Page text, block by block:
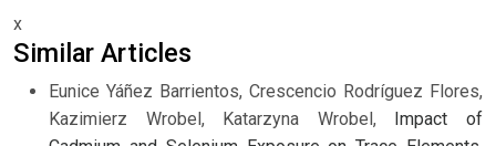
x
Similar Articles
Eunice Yáñez Barrientos, Crescencio Rodríguez Flores,
Kazimierz Wrobel, Katarzyna Wrobel,
Impact of